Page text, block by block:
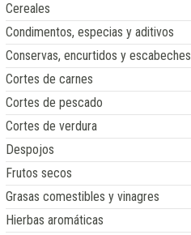
Cereales
Condimentos, especias y aditivos
Conservas, encurtidos y escabeches
Cortes de carnes
Cortes de pescado
Cortes de verdura
Despojos
Frutos secos
Grasas comestibles y vinagres
Hierbas aromáticas